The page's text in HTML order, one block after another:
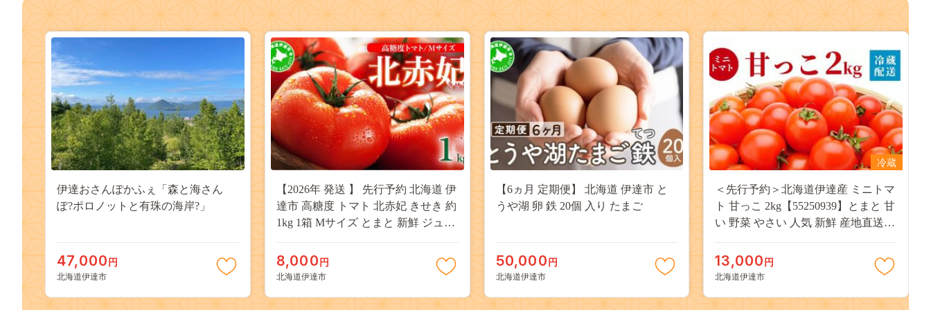
伊達おさんぽかふぇ「森と海さん
ぽ?ポロノットと有珠の海岸?」
47,000 円
北海道伊達市
【2026年 発送 】 先行予約 北海道 伊
達市 高糖度 トマト 北赤妃 きせき 約
1kg 1箱 Mサイズ とまと 新鮮 ジュー
8,000 円
北海道伊達市
【6ヵ月 定期便】 北海道 伊達市 と
うや湖 卵 鉄 20個 入り たまご
50,000 円
北海道伊達市
冷蔵
＜先行予約＞北海道伊達産 ミニトマ
ト 甘っこ 2kg【55250939】とまと 甘
い 野菜 やさい 人気 新鮮 産地直送
13,000 円
北海道伊達市